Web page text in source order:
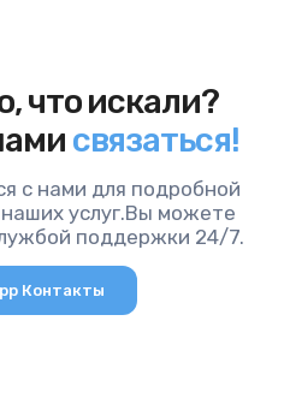
что искали?
связаться!
с нами для подробной
услуг.Вы можете
поддержки 24/7.
Контакты